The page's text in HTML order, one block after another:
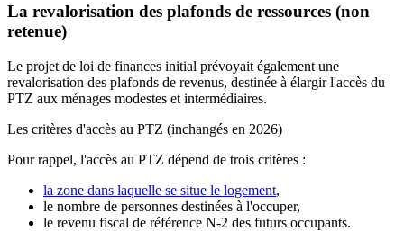
La revalorisation des plafonds de ressources (non
retenue)
Le projet de loi de finances initial prévoyait également une
revalorisation des plafonds de revenus, destinée à élargir l'accès du
PTZ aux ménages modestes et intermédiaires.
Les critères d'accès au PTZ (inchangés en 2026)
Pour rappel, l'accès au PTZ dépend de trois critères :
la zone dans laquelle se situe le logement,
le nombre de personnes destinées à l'occuper,
le revenu fiscal de référence N-2 des futurs occupants.